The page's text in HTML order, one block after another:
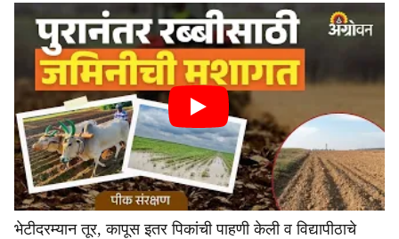
भेटीदरम्यान तूर, कापूस इतर पिकांची पाहणी केली व विद्यापीठाचे